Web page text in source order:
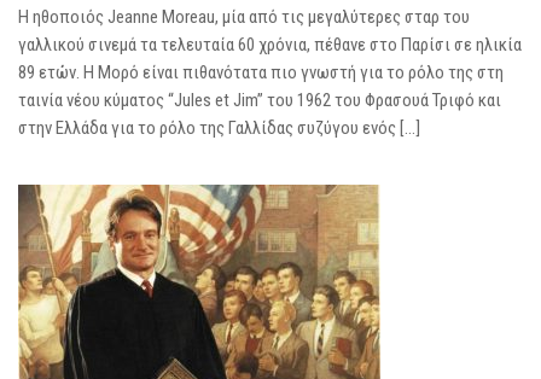
Η ηθοποιός Jeanne Moreau, μία από τις μεγαλύτερες σταρ του
γαλλικού σινεμά τα τελευταία 60 χρόνια, πέθανε στο Παρίσι σε ηλικία
89 ετών. Η Μορό είναι πιθανότατα πιο γνωστή για το ρόλο της στη
ταινία νέου κύματος “Jules et Jim” του 1962 του Φρασουά Τριφό και
στην Ελλάδα για το ρόλο της Γαλλίδας συζύγου ενός […]